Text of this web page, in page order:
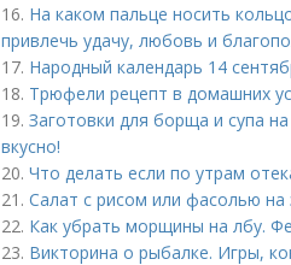
16. На каком пальце носить
привлечь удачу, любовь и
17. Народный календарь 14
18. Трюфели рецепт в домашних
19. Заготовки для борща и супа
вкусно!
20. Что делать если по утрам
21. Салат с рисом или фасолью на
22. Как убрать морщины на лбу.
23. Викторина о рыбалке. Игры,